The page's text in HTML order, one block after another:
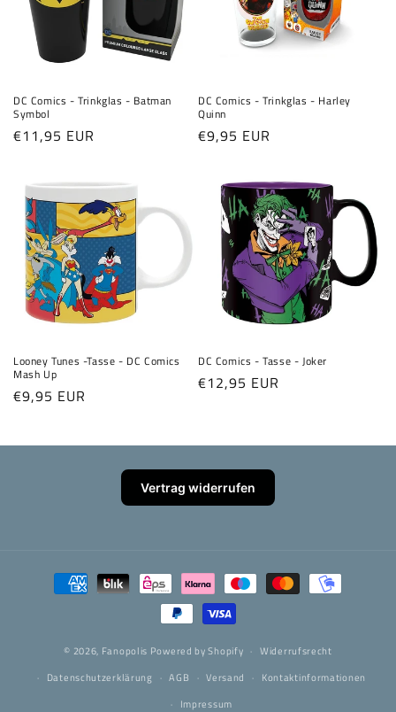
DC Comics - Trinkglas - Batman
Symbol
Normaler
€11,95 EUR
DC Comics - Trinkglas - Harley
Quinn
Normaler
€9,95 EUR
Looney Tunes -Tasse - DC Comics
Mash Up
Normaler
€9,95 EUR
DC Comics - Tasse - Joker
Normaler
€12,95 EUR
Vertrag widerrufen
Zahlungsmethoden
© 2026, Fanopolis Powered by Shopify
Widerrufsrecht
Datenschutzerklärung
AGB Versand
Kontaktinformationen
Impressum